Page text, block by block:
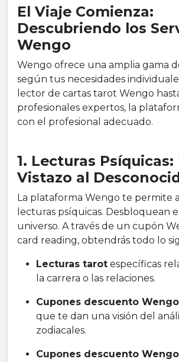
El Viaje Comienza:
Descubriendo los
Wengo
Wengo ofrece una amplia gama
según tus necesidades
lector de cartas tarot Wengo
profesionales expertos, la
con el profesional adecuado.
1. Lecturas Psíquicas:
Vistazo al
La plataforma Wengo te permite
lecturas psíquicas. Desbloquean
universo. A través de un cupón
card reading, obtendrás todo lo
Lecturas tarot específicas
la carrera o las relaciones.
Cupones descuento
que te dan una visión del
zodiacales.
Cupones descuento